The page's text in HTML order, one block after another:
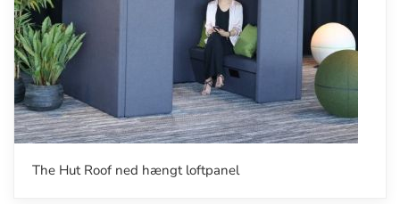
The Hut Roof ned hængt loftpanel